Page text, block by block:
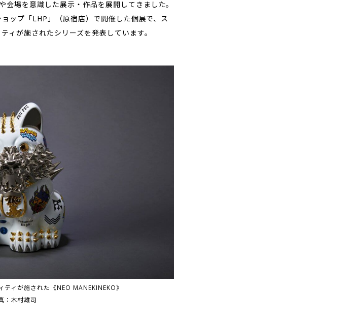
場を意識した展示・作品を展開してきました。
ップ「LHP」（原宿店）で開催した個展で、ス
ィが施されたシリーズを発表しています。
ィが施された《NEO MANEKINEKO》
：木村雄司